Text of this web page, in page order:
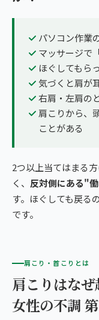
パソコン作業
マッサージで
ほぐしてもら
気づくと肩が
右肩・左肩の
肩こりから、
ことがある
2つ以上当てはまる
く、 反対側にある"
す。ほぐしても戻る
です。
肩こり・首こりとは
肩こりはなぜ
女性の不調